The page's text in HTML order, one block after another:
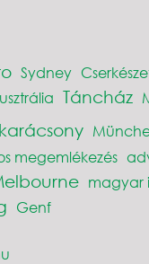
Sydney
Táncház
karácsony
megemlékezés
magyar
Genf